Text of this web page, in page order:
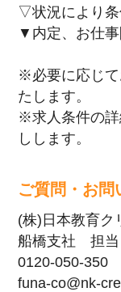
▽状況により条
▼内定、お仕事
※必要に応じて
たします。
※求人条件の詳
しします。
ご質問・お問
(株)日本教育ク
船橋支社 担当
0120-050-350
funa-co@nk-